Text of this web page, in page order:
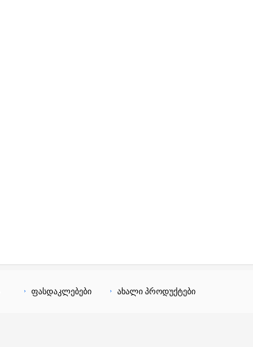
ფასდაკლებები ახალი პროდუქტები